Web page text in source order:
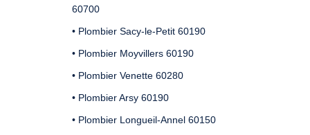
60700
• Plombier Sacy-le-Petit 60190
• Plombier Moyvillers 60190
• Plombier Venette 60280
• Plombier Arsy 60190
• Plombier Longueil-Annel 60150